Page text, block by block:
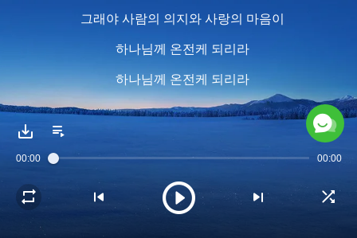
그래야 사람의 의지와 사랑의 마음이
하나님께 온전케 되리라
하나님께 온전케 되리라
하나님께 온전케 되리라
연단 중 하나님은 그의 공의 성품과
00:00 00:00